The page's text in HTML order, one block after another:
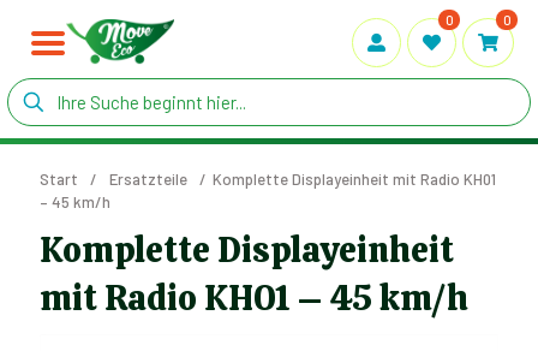
0 0
Start / Ersatzteile / Komplette Displayeinheit mit Radio KH01
– 45 km/h
Komplette Displayeinheit
mit Radio KH01 – 45 km/h